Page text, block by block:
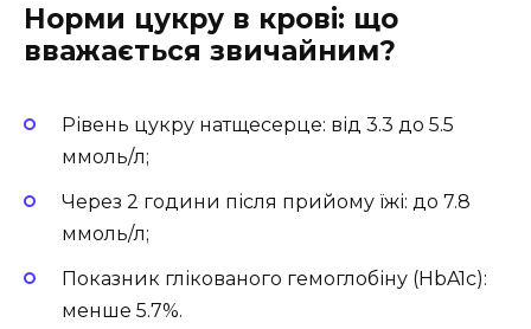
Норми цукру в крові: що
вважається звичайним?
Рівень цукру натщесерце: від 3.3 до 5.5
ммоль/л;
Через 2 години після прийому їжі: до 7.8
ммоль/л;
Показник глікованого гемоглобіну (HbA1c):
менше 5.7%.